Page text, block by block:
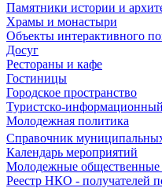
Памятники истории и
Храмы и монастыри
Объекты интерактивного
Досуг
Рестораны и кафе
Гостиницы
Городское пространство
Туристско-
Молодежная политика
Справочник
Календарь мероприятий
Молодежные общественные
Реестр НКО - получателей